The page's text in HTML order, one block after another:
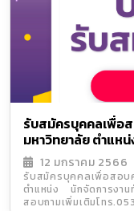
รับสมัครบุคคลเพื่อ
มหาวิทยาลัย ตำแห
การศึกษาตลอดชีวิต
12 มกราคม 2566
รับสมัครบุคคลเพื่อสอบ
ตำแหน่ง นักจัดการงา
สอบถามเพิ่มเติมโทร